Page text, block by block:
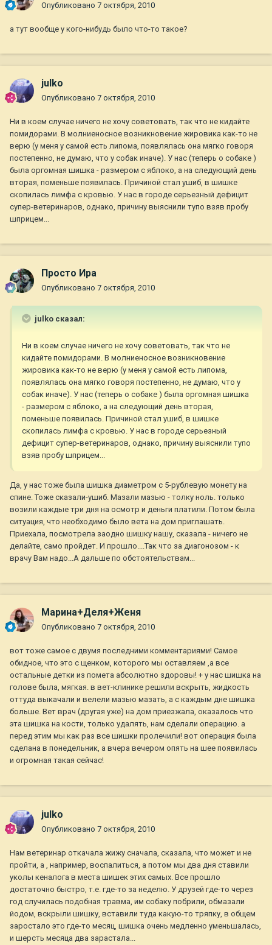
Опубликовано 7 октября, 2010
а тут вообще у кого-нибудь было что-то такое?
julko
Опубликовано 7 октября, 2010
Ни в коем случае ничего не хочу советовать, так что не кидайте
помидорами. В молниеносное возникновение жировика как-то не
верю (у меня у самой есть липома, появлялась она мягко говоря
постепенно, не думаю, что у собак иначе). У нас (теперь о собаке )
была оргомная шишка - размером с яблоко, а на следующий день
вторая, поменьше появилась. Причиной стал ушиб, в шишке
скопилась лимфа с кровью. У нас в городе серьезный дефицит
супер-ветеринаров, однако, причину выяснили тупо взяв пробу
шприцем...
Просто Ира
Опубликовано 7 октября, 2010
julko сказал:
Ни в коем случае ничего не хочу советовать, так что не
кидайте помидорами. В молниеносное возникновение
жировика как-то не верю (у меня у самой есть липома,
появлялась она мягко говоря постепенно, не думаю, что у
собак иначе). У нас (теперь о собаке ) была оргомная шишка
- размером с яблоко, а на следующий день вторая,
поменьше появилась. Причиной стал ушиб, в шишке
скопилась лимфа с кровью. У нас в городе серьезный
дефицит супер-ветеринаров, однако, причину выяснили тупо
взяв пробу шприцем...
Да, у нас тоже была шишка диаметром с 5-рублевую монету на
спине. Тоже сказали-ушиб. Мазали мазью - толку ноль. только
возили каждые три дня на осмотр и деньги платили. Потом была
ситуация, что необходимо было вета на дом приглашать.
Приехала, посмотрела заодно шишку нашу, сказала - ничего не
делайте, само пройдет. И прошло....Так что за диагонозом - к
врачу Вам надо...А дальше по обстоятельствам...
Марина+Деля+Женя
Опубликовано 7 октября, 2010
вот тоже самое с двумя последними комментариями! Самое
обидное, что это с щенком, которого мы оставляем ,а все
остальные детки из помета абсолютно здоровы! + у нас шишка на
голове была, мягкая. в вет-клинике решили вскрыть, жидкость
оттуда выкачали и велели мазью мазать, а с каждым дне шишка
больше. Вет врач (другая уже) на дом приезжала, оказалось что
эта шишка на кости, только удалять, нам сделали операцию. а
перед этим мы как раз все шишки пролечили! вот операция была
сделана в понедельник, а вчера вечером опять на шее появилась
и огромная такая сейчас!
julko
Опубликовано 7 октября, 2010
Нам ветеринар откачала жижу сначала, сказала, что может и не
пройти, а , например, воспалиться, а потом мы два дня ставили
уколы кеналога в места шишек этих самых. Все прошло
достаточно быстро, т.е. где-то за неделю. У друзей где-то через
год случилась подобная травма, им собаку побрили, обмазали
йодом, вскрыли шишку, вставили туда какую-то тряпку, в общем
заростало это где-то месяц, шишка очень медленно уменьшалась,
и шерсть месяца два зарастала...